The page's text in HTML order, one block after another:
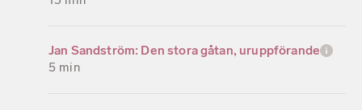
Jan Sandström: Den stora gåtan, uruppförande
5 min